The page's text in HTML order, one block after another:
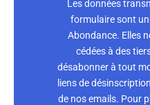
Les données
formulaire sont
Abondance. Elles
cédées à des
désabonner à tout
liens de
de nos emails. Pour